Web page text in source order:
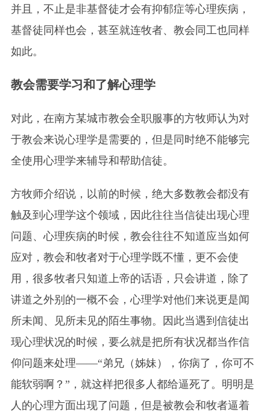
并且，不止是非基督徒才会有抑郁症等心理疾病，
基督徒同样也会，甚至就连牧者、教会同工也同样
如此。
教会需要学习和了解心理学
对此，在南方某城市教会全职服事的方牧师认为对
于教会来说心理学是需要的，但是同时绝不能够完
全使用心理学来辅导和帮助信徒。
方牧师介绍说，以前的时候，绝大多数教会都没有
触及到心理学这个领域，因此往往当信徒出现心理
问题、心理疾病的时候，教会往往不知道应当如何
应对，教会和牧者对于心理学既不懂，更不会使
用，很多牧者只知道上帝的话语，只会讲道，除了
讲道之外别的一概不会，心理学对他们来说更是闻
所未闻、见所未见的陌生事物。因此当遇到信徒出
现心理状况的时候，要么就是把所有状况都当作信
仰问题来处理——“弟兄（姊妹），你病了，你可不
能软弱啊？”，就这样把很多人都给逼死了。明明是
人的心理方面出现了问题，但是被教会和牧者逼着